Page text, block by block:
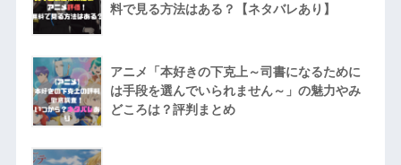
料で見る方法はある？【ネタバレあり】
アニメ「本好きの下克上～司書になるために
は手段を選んでいられません～」の魅力やみ
どころは？評判まとめ